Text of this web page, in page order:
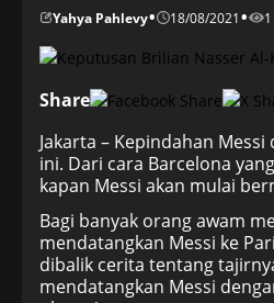
Yahya Pahlevy• 18/08/2021•
Share
Jakarta – Kepindahan
ini. Dari cara Barcelona
kapan Messi akan mulai
Bagi banyak orang awam
mendatangkan Messi ke
dibalik cerita tentang
mendatangkan Messi